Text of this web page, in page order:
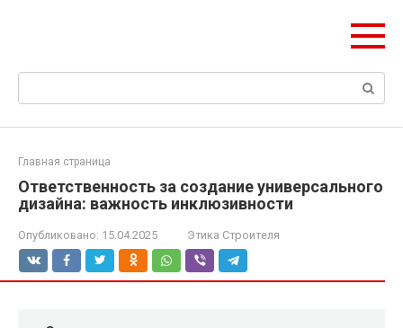
Поиск:
Главная страница
Ответственность за создание универсального
дизайна: важность инклюзивности
Опубликовано: 15.04.2025 Этика Строителя